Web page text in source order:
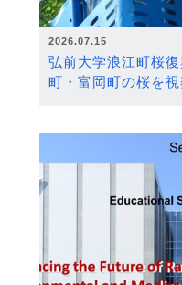
2026.07.15
弘前大学浪江町桜
町・富岡町の桜を視